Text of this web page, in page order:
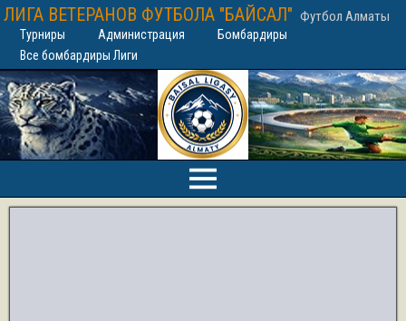
ЛИГА ВЕТЕРАНОВ ФУТБОЛА "БАЙСАЛ" Футбол Алматы
Турниры Администрация
Бомбардиры
Все бомбардиры Лиги